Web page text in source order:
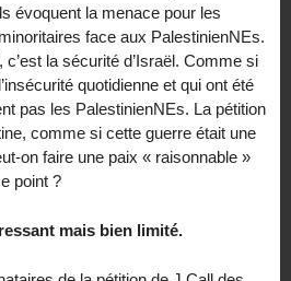
évoquent la menace pour les
face aux PalestinienNEs.
la sécurité d’Israël. Comme si
quotidienne et qui ont été
pas les PalestinienNEs. La pétition
comme si cette guerre était une
on faire une paix « raisonnable »
point ?
mais bien limité.